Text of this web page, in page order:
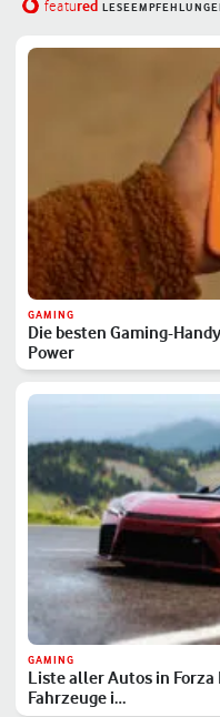
featured
GAMING
Die besten Gaming-
Power
GAMING
Liste aller Autos in
Fahrzeuge i…